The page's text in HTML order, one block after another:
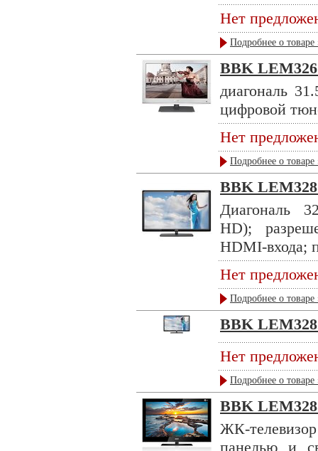
Нет
Подробнее о товаре
BBK
диагональ
цифровой
Нет
Подробнее о товаре
BBK
Диагональ
HD);
HDMI-входа;
Нет
Подробнее о товаре
BBK
Нет
Подробнее о товаре
BBK
ЖК-
панелью и